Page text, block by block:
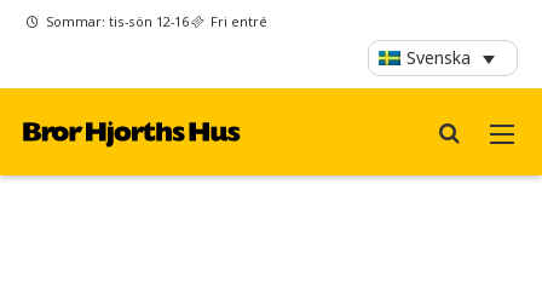
Sommar: tis-sön 12-16 Fri entré
Svenska